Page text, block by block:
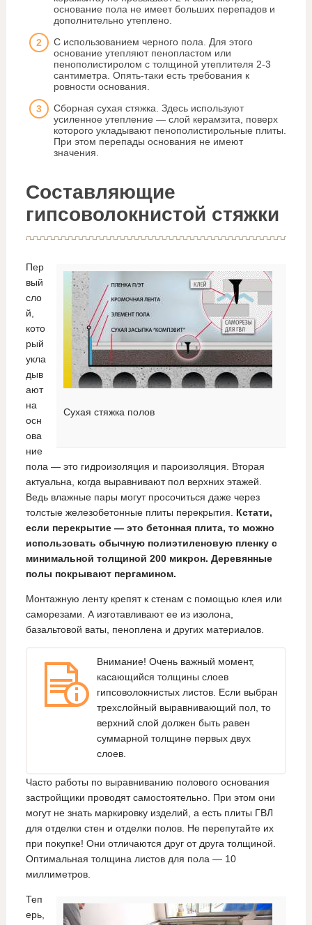
основание пола не имеет больших перепадов и
дополнительно утеплено.
С использованием черного пола. Для этого
основание утепляют пенопластом или
пенополистиролом с толщиной утеплителя 2-3
сантиметра. Опять-таки есть требования к
ровности основания.
Сборная сухая стяжка. Здесь используют
усиленное утепление — слой керамзита, поверх
которого укладывают пенополистирольные плиты.
При этом перепады основания не имеют
значения.
Составляющие
гипсоволокнистой стяжки
Сухая стяжка полов
Пер
вый
сло
й,
кото
рый
укла
дыв
ают
на
осн
ова
ние
пола — это гидроизоляция и пароизоляция. Вторая
актуальна, когда выравнивают пол верхних этажей.
Ведь влажные пары могут просочиться даже через
толстые железобетонные плиты перекрытия. Кстати,
если перекрытие — это бетонная плита, то можно
использовать обычную полиэтиленовую пленку с
минимальной толщиной 200 микрон. Деревянные
полы покрывают пергамином.
Монтажную ленту крепят к стенам с помощью клея или
саморезами. А изготавливают ее из изолона,
базальтовой ваты, пеноплена и других материалов.
Внимание! Очень важный момент,
касающийся толщины слоев
гипсоволокнистых листов. Если выбран
трехслойный выравнивающий пол, то
верхний слой должен быть равен
суммарной толщине первых двух
слоев.
Часто работы по выравниванию полового основания
застройщики проводят самостоятельно. При этом они
могут не знать маркировку изделий, а есть плиты ГВЛ
для отделки стен и отделки полов. Не перепутайте их
при покупке! Они отличаются друг от друга толщиной.
Оптимальная толщина листов для пола — 10
миллиметров.
Теп
ерь,